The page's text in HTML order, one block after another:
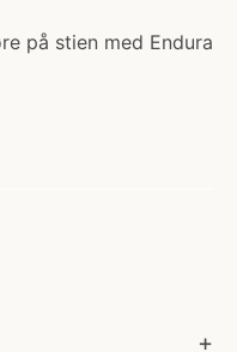
på stien med Endura